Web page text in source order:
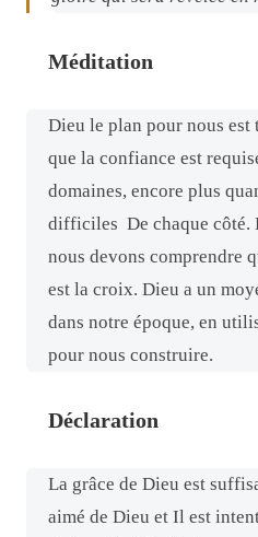
Méditation
Dieu le plan pour nous
que la confiance est
domaines, encore plus
difficiles De chaque côté.
nous devons comprendre
est la croix. Dieu a un
dans notre époque, en
pour nous construire.
Déclaration
La grâce de Dieu est
aimé de Dieu et Il est